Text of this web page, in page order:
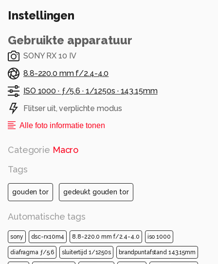
vorige foto's.
Alle rechten voorbehouden
Instellingen
Gebruikte apparatuur
SONY RX 10 IV
8.8-220.0 mm f/2.4-4.0
ISO 1000 · ƒ/5.6 · 1/1250s · 143.15mm
Flitser uit, verplichte modus
Alle foto informatie tonen
Categorie Macro
Tags
gouden tor gedeukt gouden tor
Automatische tags
sony dsc-rx10m4 8.8-220.0 mm f/2.4-4.0 iso 1000
diafragma ƒ/5.6 sluitertijd 1/1250s brandpuntafstand 143.15mm